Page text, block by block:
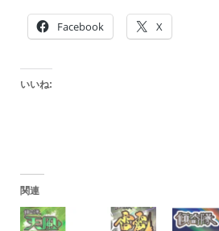
Facebook X
いいね:
関連